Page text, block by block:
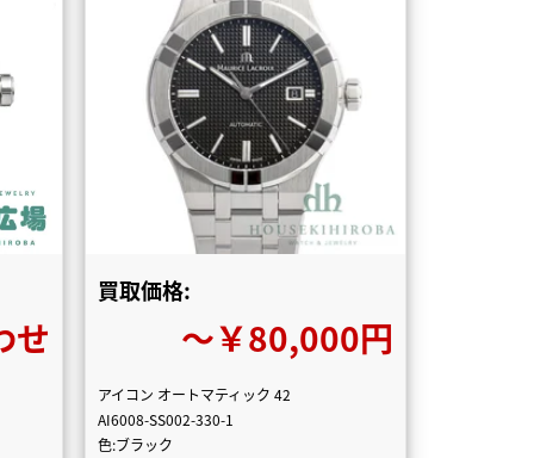
せ
買取価格:
〜￥80,000円
アイコン オートマティック 42
AI6008-SS002-330-1
色:ブラック